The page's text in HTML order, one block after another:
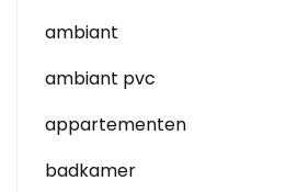
ambiant
ambiant pvc
appartementen
badkamer